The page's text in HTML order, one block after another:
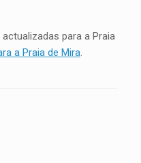
para a Praia
a Praia de Mira.